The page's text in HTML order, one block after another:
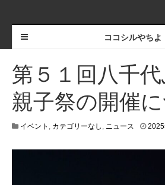
ココシルやちよ
第５１回八千
親子祭の開催
イベント , カテゴリーなし , ニュース 2025